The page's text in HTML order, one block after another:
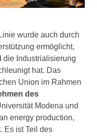
wurde auch durch
ermöglicht,
die Industrialisierung
hat. Das
Union im Rahmen
des
Modena und
energy production,
Es ist Teil des